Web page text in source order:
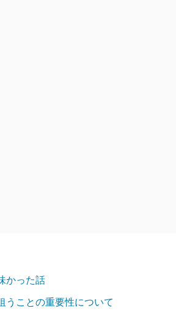
かった話
うことの重要性について